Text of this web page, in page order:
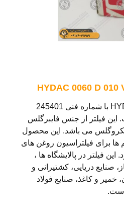
فیلتر HYDAC 0060 D 010 V با شماره فنی 245401
این فیلتر از جنس فایبرگلس
می باشد. این محصول
ها برای فیلتراسیون روغن های
فیلتر در پالایشگاه ها ،
صنایع دریایی، کشتیرانی و
و کاغذ، صنایع فولاد